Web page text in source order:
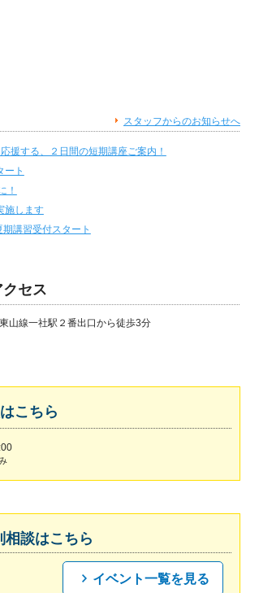
スタッフからのお知らせへ
援する、２日間の短期講座ご案内！
ート
！
施します
講習受付スタート
クセス
山線一社駅２番出口から徒歩3分
こちら
談はこちら
イベント一覧を見る